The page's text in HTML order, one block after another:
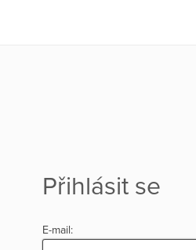
Přihlásit se
E-mail: